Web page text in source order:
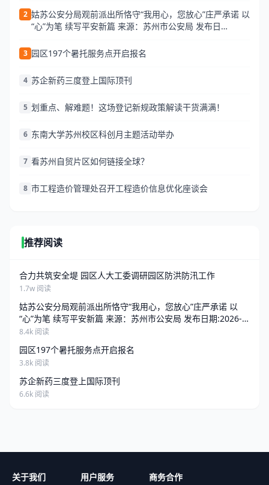
2 姑苏公安分局观前派出所恪守“我用心，您放心”庄严承诺 以
“心”为笔 续写平安新篇 来源：苏州市公安局 发布日
3 园区197个暑托服务点开启报名
4 苏企新药三度登上国际顶刊
5 划重点、解难题！这场登记新规政策解读干货满满！
6 东南大学苏州校区科创月主题活动举办
7 看苏州自贸片区如何链接全球？
8 市工程造价管理处召开工程造价信息优化座谈会
推荐阅读
合力共筑安全堤 园区人大工委调研园区防洪防汛工作
1.7w 阅读
姑苏公安分局观前派出所恪守“我用心，您放心”庄严承诺 以
“心”为笔 续写平安新篇 来源：苏州市公安局 发布日期:2026-
06-25 13:34 访问量:
8.4k 阅读
园区197个暑托服务点开启报名
3.8k 阅读
苏企新药三度登上国际顶刊
6.6k 阅读
关于我们 用户服务 商务合作